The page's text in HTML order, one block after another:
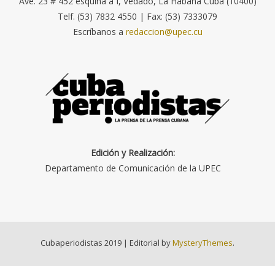
Telf. (53) 7832 4550 | Fax: (53) 7333079
Escríbanos a redaccion@upec.cu
Edición y Realización:
Departamento de Comunicación de la UPEC
Cubaperiodistas 2019 | Editorial byMysteryThemes.